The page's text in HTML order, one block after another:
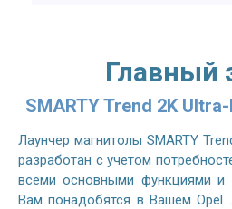
Главный
SMARTY Trend 2K
Лаунчер магнитолы SMARTY
разработан с учетом
всеми основными функциями и
Вам понадобятся в Вашем Opel.